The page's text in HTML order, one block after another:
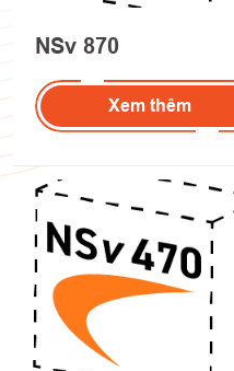
NSv 870
Xem thêm